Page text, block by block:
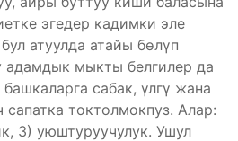
эгедер кадимки эле
атуулда атайы бөлүп
адамдык мыкты белгилер да
сабак, үлгү жана
сапатка токтолмокпуз. Алар:
3) уюштуруучулук. Ушул